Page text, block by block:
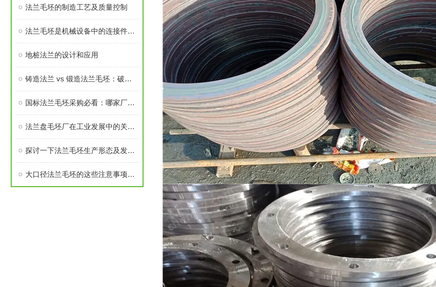
法兰毛坯的制造工艺及质量控制
法兰毛坯是机械设备中的连接件之一
地桩法兰的设计和应用
铸造法兰 vs 锻造法兰毛坯：破坏性测试告诉你谁更耐用
国标法兰毛坯采购必看：哪家厂家的售后与口碑经得起考验？
法兰盘毛坯厂在工业发展中的关键角色
探讨一下法兰毛坯生产形态及发展前景
大口径法兰毛坯的这些注意事项要了解